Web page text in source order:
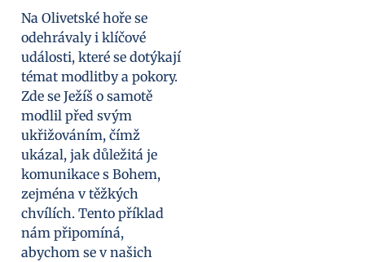
Na Olivetské hoře se
odehrávaly i klíčové
události, které se dotýkají
témat modlitby a pokory.
Zde se Ježíš o samotě
modlil před svým
ukřižováním, čímž
ukázal, jak důležitá je
komunikace s Bohem,
zejména v těžkých
chvílích. Tento příklad
nám připomíná,
abychom se v našich